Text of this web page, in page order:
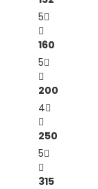
5
160
5
200
4
250
5
315